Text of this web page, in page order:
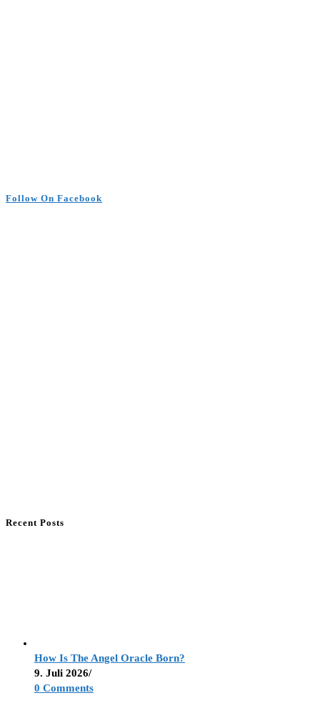
Follow On Facebook
Recent Posts
How Is The Angel Oracle Born?
9. Juli 2026/
0 Comments